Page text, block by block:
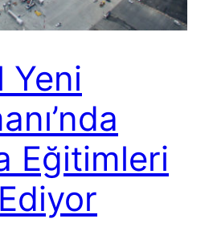
Yeni
Eğitimleri